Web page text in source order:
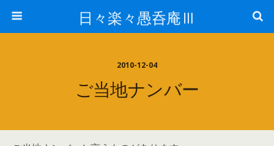
日々楽々愚呑庵Ⅲ
2010-12-04
ご当地ナンバー